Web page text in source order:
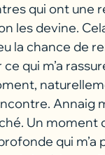
qui ont une
les devine.
la chance de
qui m’a
Un moment
qui m’a